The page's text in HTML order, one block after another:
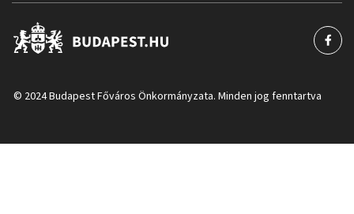
© 2024 Budapest Főváros Önkormányzata. Minden jog fenntartva